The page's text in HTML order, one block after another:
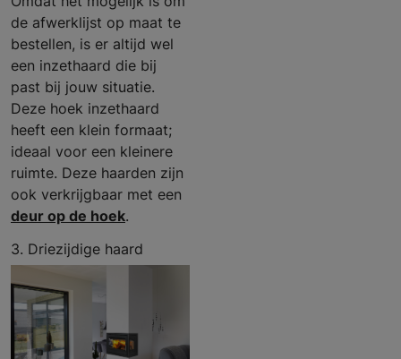
de afwerklijst op maat te
bestellen, is er altijd wel
een inzethaard die bij
past bij jouw situatie.
Deze hoek inzethaard
heeft een klein formaat;
ideaal voor een kleinere
ruimte. Deze haarden zijn
ook verkrijgbaar met een
deur op de hoek.
3. Driezijdige haard